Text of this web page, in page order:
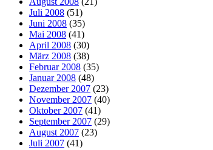
Juli 2008 (51)
Juni 2008 (35)
Mai 2008 (41)
April 2008 (30)
März 2008 (38)
Februar 2008 (35)
Januar 2008 (48)
Dezember 2007 (23)
November 2007 (40)
Oktober 2007 (41)
September 2007 (29)
August 2007 (23)
Juli 2007 (41)